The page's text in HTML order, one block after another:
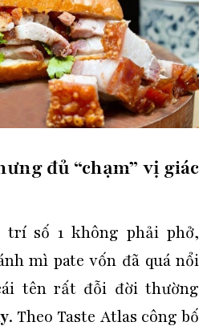
đủ “chạm” vị giác
số 1 không phải phở,
mì pate vốn đã quá nổi
tên rất đỗi đời thường
. Theo Taste Atlas công bố